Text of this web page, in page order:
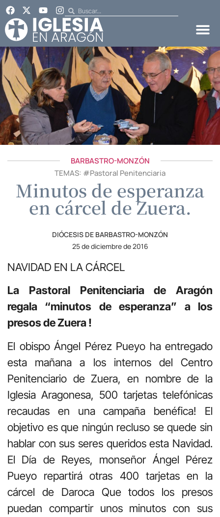
BARBASTRO-MONZÓN
TEMAS: #Pastoral Penitenciaria
Minutos de esperanza
en cárcel de Zuera.
DIÓCESIS DE BARBASTRO-MONZÓN
25 de diciembre de 2016
NAVIDAD EN LA CÁRCEL
La Pastoral Penitenciaria de Aragón
regala “minutos de esperanza” a los
presos de Zuera !
El obispo Ángel Pérez Pueyo ha entregado
esta mañana a los internos del Centro
Penitenciario de Zuera, en nombre de la
Iglesia Aragonesa, 500 tarjetas telefónicas
recaudas en una campaña benéfica! El
objetivo es que ningún recluso se quede sin
hablar con sus seres queridos esta Navidad.
El Día de Reyes, monseñor Ángel Pérez
Pueyo repartirá otras 400 tarjetas en la
cárcel de Daroca Que todos los presos
puedan compartir unos minutos con sus